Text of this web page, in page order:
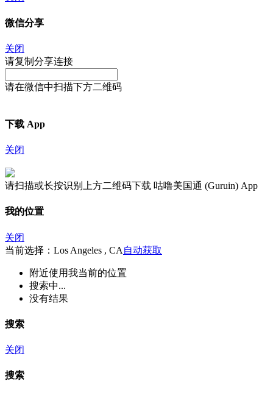
微信分享
关闭
请复制分享连接
请在微信中扫描下方二维码
下载 App
关闭
请扫描或长按识别上方二维码下载 咕噜美国通 (Guruin) App
我的位置
关闭
当前选择：Los Angeles , CA 自动获取
附近使用我当前的位置
搜索中...
没有结果
搜索
关闭
搜索